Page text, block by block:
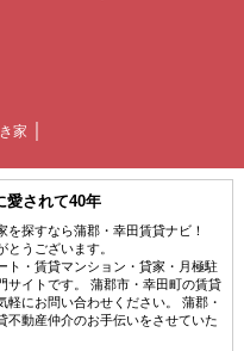
家
愛されて40年
探すなら蒲郡・幸田賃貸ナビ！
うございます。
ト・賃貸マンション・貸家・月極駐
サイトです。 蒲郡市・幸田町の賃貸
にお問い合わせください。 蒲郡・
不動産仲介のお手伝いをさせていた